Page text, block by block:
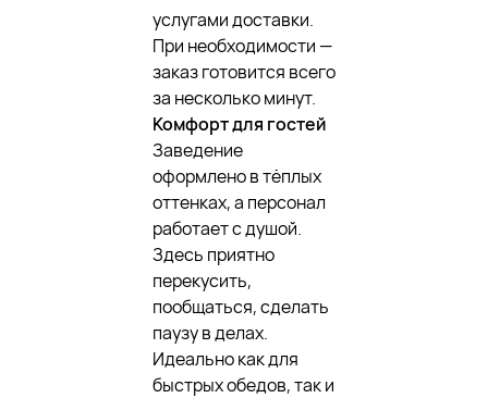
услугами доставки.
При необходимости —
заказ готовится всего
за несколько минут.
Комфорт для гостей
Заведение
оформлено в тёплых
оттенках, а персонал
работает с душой.
Здесь приятно
перекусить,
пообщаться, сделать
паузу в делах.
Идеально как для
быстрых обедов, так и